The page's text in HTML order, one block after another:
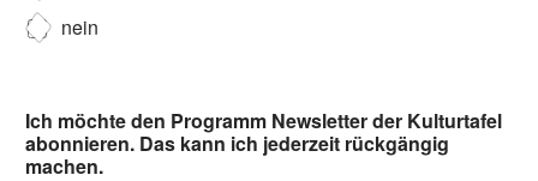
nein
Ich möchte den Programm Newsletter der Kulturtafel
abonnieren. Das kann ich jederzeit rückgängig
machen.